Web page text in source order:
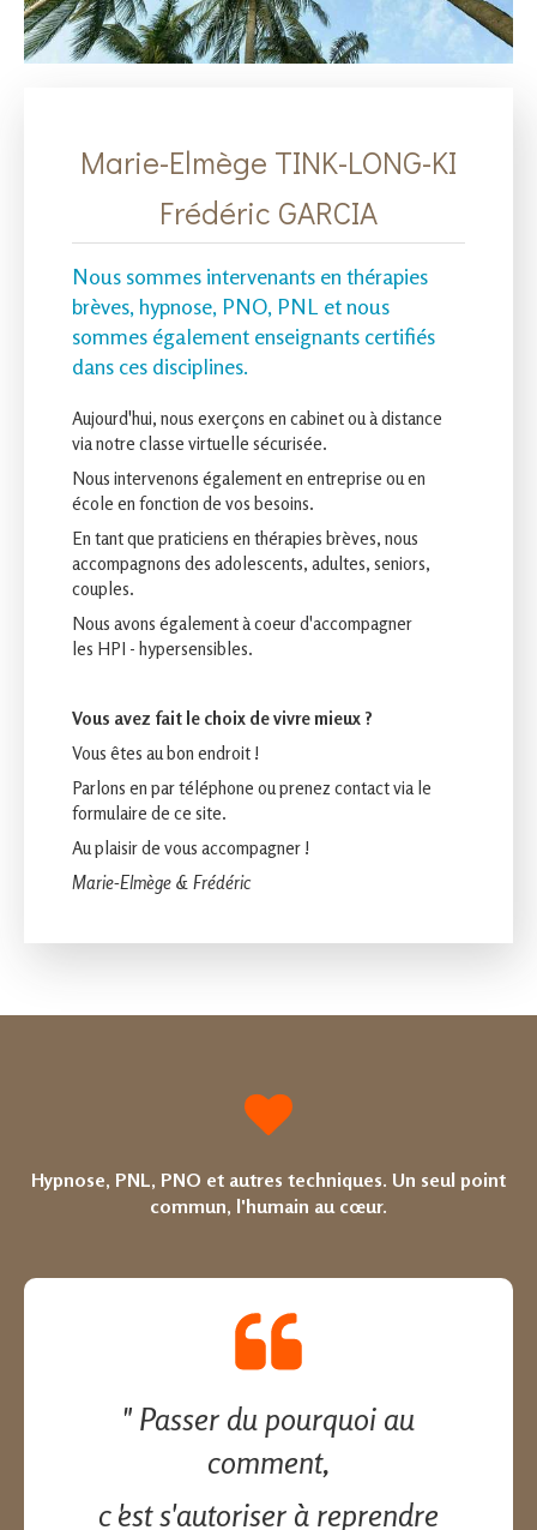
Marie-Elmège TINK-LONG-KI
Frédéric GARCIA
Nous sommes intervenants en thérapies
brèves, hypnose, PNO, PNL et nous
sommes également enseignants certifiés
dans ces disciplines.
Aujourd'hui, nous exerçons en cabinet ou à distance
via notre classe virtuelle sécurisée.
Nous intervenons également en entreprise ou en
école en fonction de vos besoins.
En tant que praticiens en thérapies brèves, nous
accompagnons des adolescents, adultes, seniors,
couples.
Nous avons également à coeur d'accompagner
les HPI - hypersensibles.
Vous avez fait le choix de vivre mieux ?
Vous êtes au bon endroit !
Parlons en par téléphone ou prenez contact via le
formulaire de ce site.
Au plaisir de vous accompagner !
Marie-Elmège & Frédéric
Hypnose, PNL, PNO et autres techniques. Un seul point
commun, l'humain au cœur.
" Passer du pourquoi au
comment,
c 'est s'autoriser à reprendre